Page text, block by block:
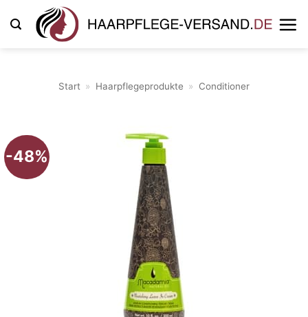
Inhalt
Start » Haarpflegeprodukte » Conditioner
-48%